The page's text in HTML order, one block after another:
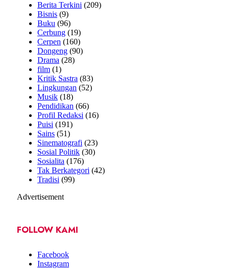
Berita Terkini (209)
Bisnis (9)
Buku (96)
Cerbung (19)
Cerpen (160)
Dongeng (90)
Drama (28)
film (1)
Kritik Sastra (83)
Lingkungan (52)
Musik (18)
Pendidikan (66)
Profil Redaksi (16)
Puisi (191)
Sains (51)
Sinematografi (23)
Sosial Politik (30)
Sosialita (176)
Tak Berkategori (42)
Tradisi (99)
Advertisement
FOLLOW KAMI
Facebook
Instagram